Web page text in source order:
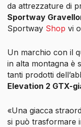
da attrezzature di
Sportway
Sportway Shop vi
Un marchio con il
in alta montagna è
tanti prodotti
Elevation 2 GTX-
«Una giacca
si può trasformare